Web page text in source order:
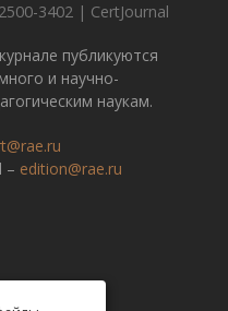
3402 | CertJournal
публикуются
и научно-
наукам.
– edition@rae.ru